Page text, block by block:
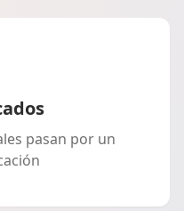
pasan por un